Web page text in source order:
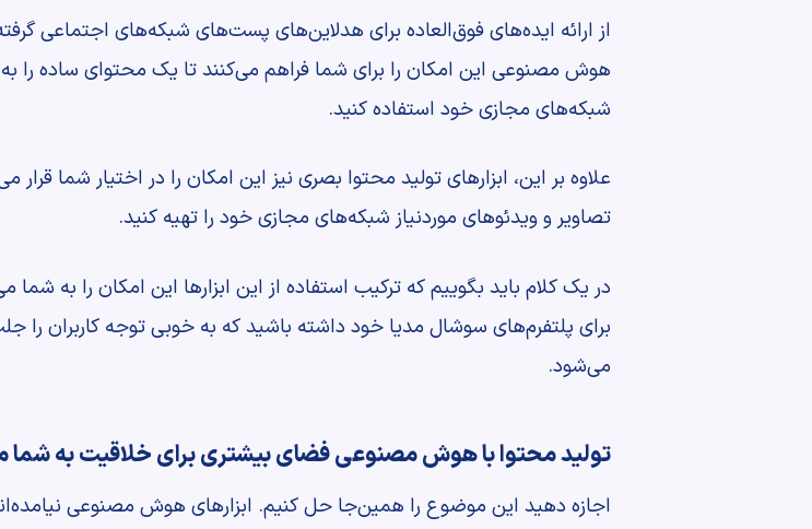
از ارائه ایده‌های فوق‌العاده برای هدلاین‌های پست‌‌های شبکه‌های اجتماعی
هوش مصنوعی این امکان را برای شما فراهم می‌کنند تا یک محتوای ساده را
شبکه‌های مجازی خود استفاده کنید.
تصاویر و ویدئوهای موردنیاز شبکه‌های مجازی خود را تهیه کنید.
در یک کلام باید بگوییم که ترکیب استفاده از این ابزارها این امکان را به
برای پلتفرم‌های سوشال مدیا خود داشته باشید که به خوبی توجه کاربران
می‌شود.
تولید محتوا با هوش مصنوعی فضای بیشتری برای خلاقیت به
اجازه دهید این موضوع را همین‌جا حل کنیم. ابزارهای هوش مصنوعی